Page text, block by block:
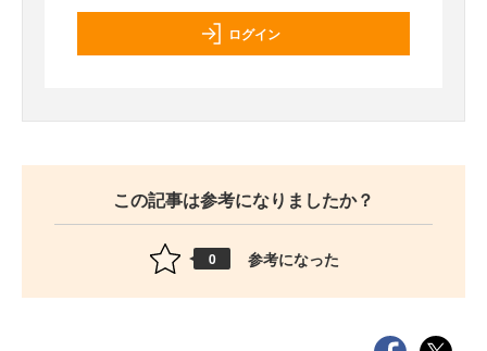
ログイン
この記事は参考になりましたか？
0 参考になった